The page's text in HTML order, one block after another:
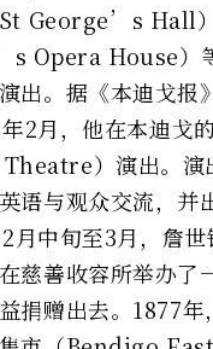
George’s Hall
Opera House）
出。据《本迪戈报
2月，他在本迪戈
Theatre）演出。演
语与观众交流，并
月中旬至3月，詹
慈善收容所举办了
捐赠出去。1877